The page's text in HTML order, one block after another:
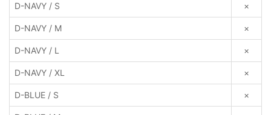
D-NAVY / S ×
D-NAVY / M ×
D-NAVY / L ×
D-NAVY / XL ×
D-BLUE / S ×